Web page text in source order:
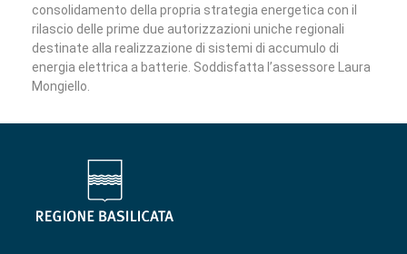
consolidamento della propria strategia energetica con il
rilascio delle prime due autorizzazioni uniche regionali
destinate alla realizzazione di sistemi di accumulo di
energia elettrica a batterie. Soddisfatta l’assessore Laura
Mongiello.